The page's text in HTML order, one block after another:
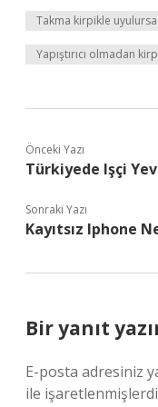
Takma kirpikle
Yapıştırıcı olmadan
Önceki Yazı
Türkiyede Işçi
Sonraki Yazı
Kayıtsız Iphone
Bir yanıt
E-posta adresiniz
ile